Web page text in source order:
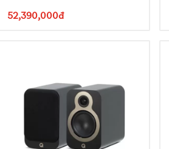
52,390,000đ